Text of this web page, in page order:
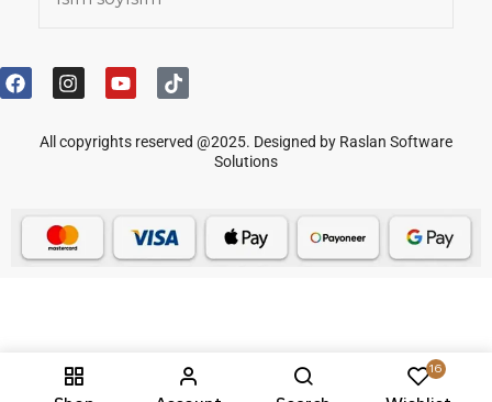
16
All copyrights reserved @2025. Designed by Raslan Software
Solutions
İngilizce Arapça